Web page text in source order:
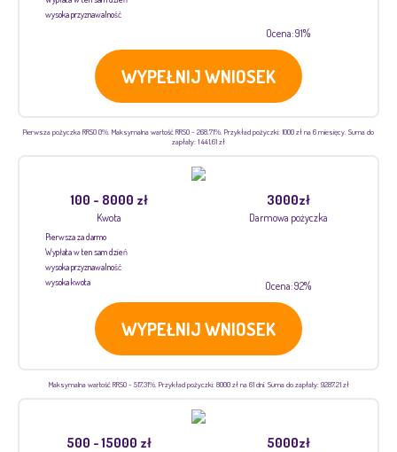
wysoka przyznawalność
Ocena: 91%
WYPEŁNIJ WNIOSEK
Pierwsza pożyczka RRSO 0%. Maksymalna wartość RRSO - 268,71%. Przykład pożyczki: 1000 zł na 6 miesięcy. Suma do
zapłaty: 1 441,61 zł
100 - 8000 zł
Kwota
3000zł
Darmowa pożyczka
Pierwsza za darmo
Wypłata w ten sam dzień
wysoka przyznawalność
wysoka kwota
Ocena: 92%
WYPEŁNIJ WNIOSEK
Maksymalna wartość RRSO - 517,31%. Przykład pożyczki: 8000 zł na 61 dni. Suma do zapłaty: 9287.21 zł
500 - 15000 zł 5000zł